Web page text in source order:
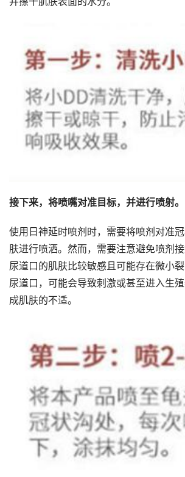
接下来，将喷嘴对准目标，并进行喷射。
使用日神延时喷剂时，需要将喷剂对准
肤进行喷洒。然而，需要注意避免喷剂
尿道口的肌肤比较敏感且可能存在微小
尿道口，可能会导致刺激或甚至进入生
成肌肤的不适。